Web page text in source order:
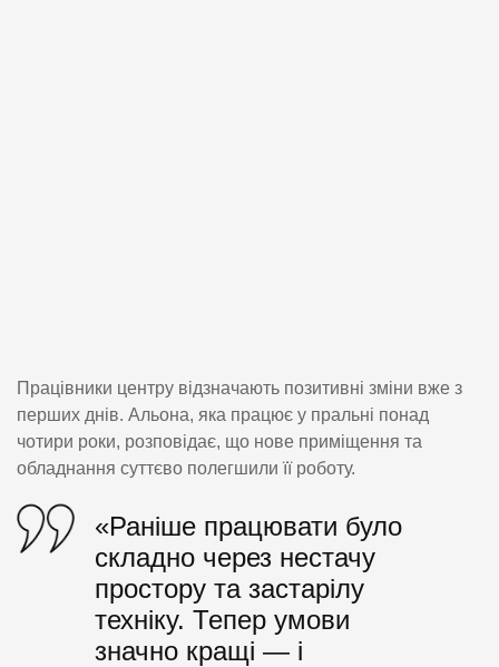
Працівники центру відзначають позитивні зміни вже з
перших днів. Альона, яка працює у пральні понад
чотири роки, розповідає, що нове приміщення та
обладнання суттєво полегшили її роботу.
«Раніше працювати було
складно через нестачу
простору та застарілу
техніку. Тепер умови
значно кращі — і